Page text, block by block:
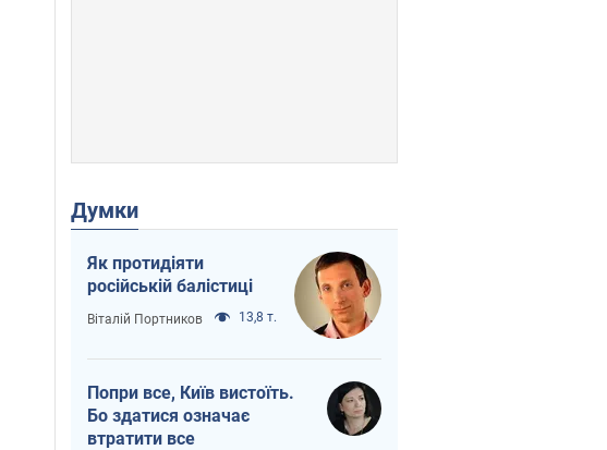
Думки
Як протидіяти
російській балістиці
Віталій Портников 13,8 т.
Попри все, Київ вистоїть.
Бо здатися означає
втратити все